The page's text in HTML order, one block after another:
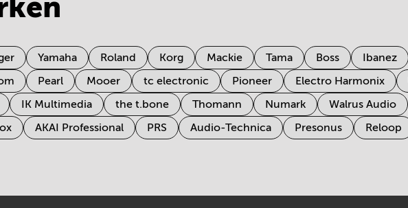
Yamaha Roland Korg Mackie Tama Boss Ibanez
Pearl Mooer tc electronic Pioneer Electro Harmonix
IK Multimedia the t.bone Thomann Numark Walrus Audio
AKAI Professional PRS Audio-Technica Presonus Reloop